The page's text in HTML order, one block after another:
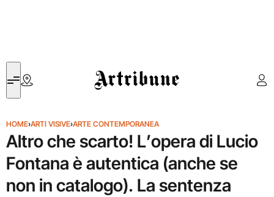
Artribune
HOME›ARTI VISIVE›ARTE CONTEMPORANEA
Altro che scarto! L’opera di Lucio
Fontana è autentica (anche se
non in catalogo). La sentenza